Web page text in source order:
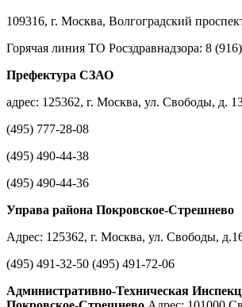
109316, г. Москва, Волгоградский
Горячая линия ТО Росздравнадзора: 8
Префектура СЗАО
адрес: 125362, г. Москва, ул. Свободы, д.
(495) 777-28-08
(495) 490-44-38
(495) 490-44-36
Управа района Покровское-Стрешнево
Адрес: 125362, г. Москва, ул. Свободы,
(495) 491-32-50 (495) 491-72-06
Административно-Техническая